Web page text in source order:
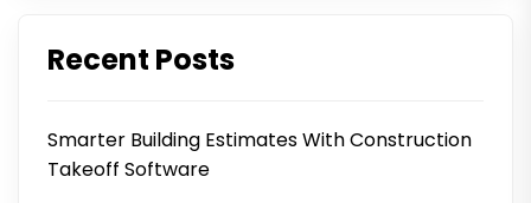
Recent Posts
Smarter Building Estimates With Construction
Takeoff Software